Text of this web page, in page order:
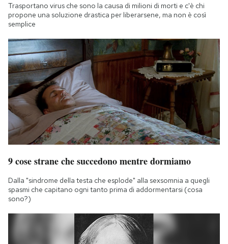
Trasportano virus che sono la causa di milioni di morti e c'è chi
propone una soluzione drastica per liberarsene, ma non è così
semplice
9 cose strane che succedono mentre dormiamo
Dalla "sindrome della testa che esplode" alla sexsomnia a quegli
spasmi che capitano ogni tanto prima di addormentarsi (cosa
sono?)